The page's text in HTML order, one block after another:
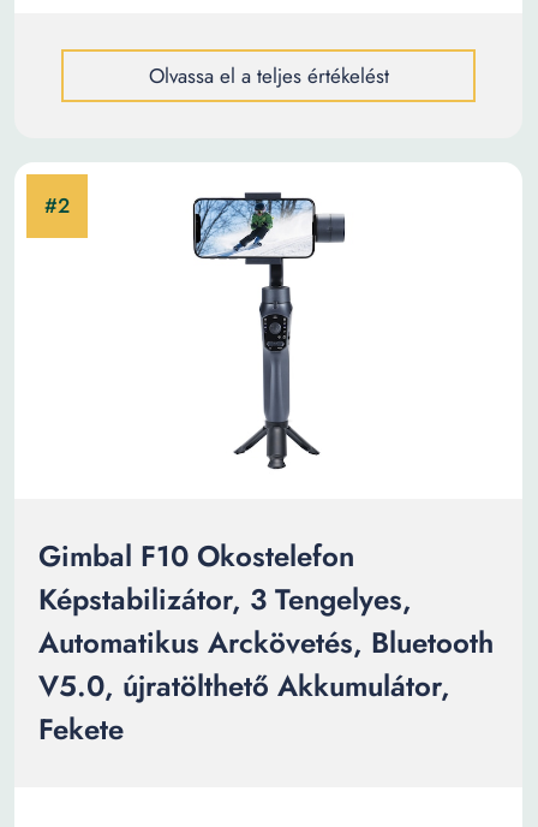
Olvassa el a teljes értékelést
Gimbal F10 Okostelefon
Képstabilizátor, 3 Tengelyes,
Automatikus Arckövetés, Bluetooth
V5.0, újratölthető Akkumulátor,
Fekete